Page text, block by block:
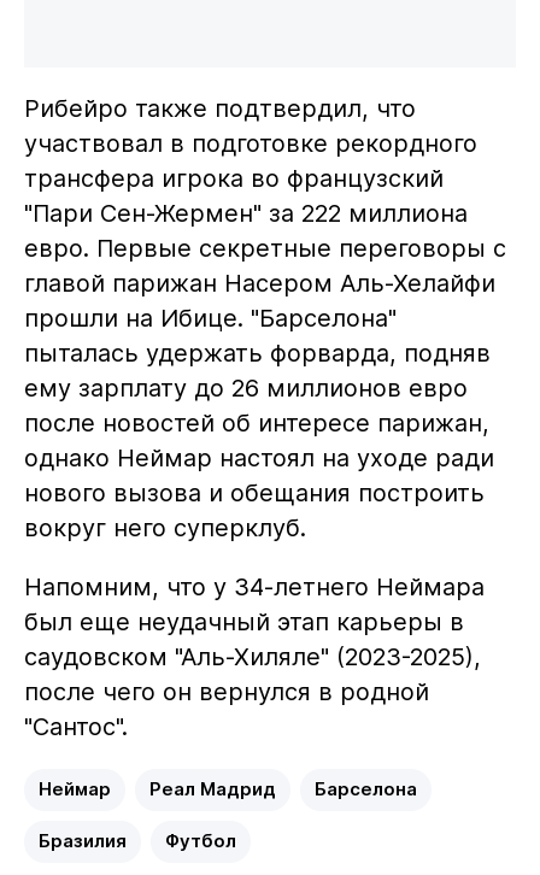
Рибейро также подтвердил, что
участвовал в подготовке рекордного
трансфера игрока во французский
"Пари Сен-Жермен" за 222 миллиона
евро. Первые секретные переговоры с
главой парижан Насером Аль-Хелайфи
прошли на Ибице. "Барселона"
пыталась удержать форварда, подняв
ему зарплату до 26 миллионов евро
после новостей об интересе парижан,
однако Неймар настоял на уходе ради
нового вызова и обещания построить
вокруг него суперклуб.
Напомним, что у 34-летнего Неймара
был еще неудачный этап карьеры в
саудовском "Аль-Хиляле" (2023-2025),
после чего он вернулся в родной
"Сантос".
Неймар Реал Мадрид Барселона
Бразилия Футбол